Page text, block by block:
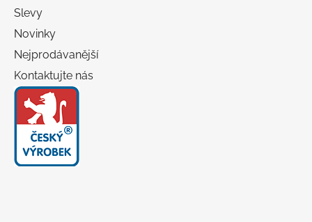
Slevy
Novinky
Nejprodávanější
Kontaktujte nás